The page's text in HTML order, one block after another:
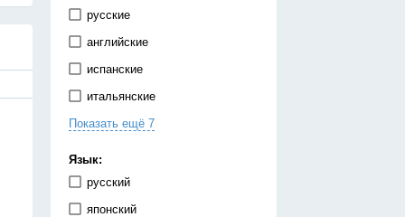
русские
английские
испанские
итальянские
китайские
немецкие
португальские
Показать ещё 7
Язык:
русский
японский